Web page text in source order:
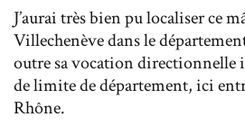
J’aurai très bien pu localiser ce
Villechenève dans le
outre sa vocation directionnelle il
de limite de département, ici
Rhône.